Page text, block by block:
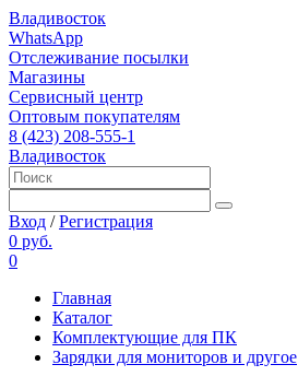
Владивосток
WhatsApp
Отслеживание посылки
Магазины
Сервисный центр
Оптовым покупателям
8 (423) 208-555-1
Владивосток
Вход /Регистрация
0 руб.
0
Главная
Каталог
Комплектующие для ПК
Зарядки для мониторов и другое